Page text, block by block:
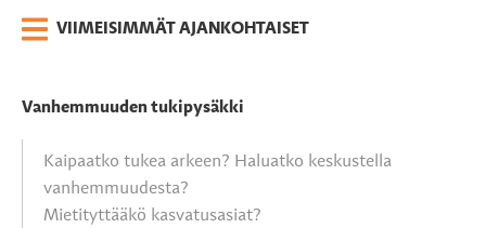
VIIMEISIMMÄT AJANKOHTAISET
Vanhemmuuden tukipysäkki
Kaipaatko tukea arkeen? Haluatko keskustella
vanhemmuudesta?
Mietityttääkö kasvatusasiat?